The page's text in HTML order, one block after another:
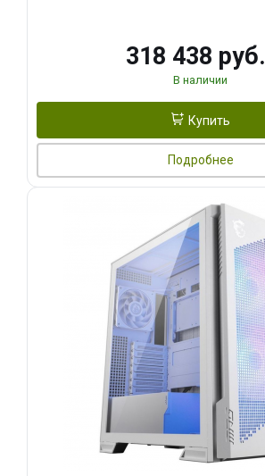
318 438 руб.
В наличии
Купить
Подробнее